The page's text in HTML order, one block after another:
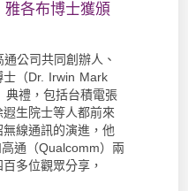
各布博士獲頒
公司共同創辦人、
（Dr. Irwin Mark
典禮，包括台積電張
生院士等人都前來
線通訊的演進，他
通（Qualcomm）兩
多位觀眾分享，